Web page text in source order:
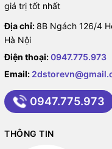
giá trị tốt nhất
Địa chỉ: 8B Ngách 126/4
Hà Nội
Điện thoại:0947.775.973
Email:
0947.775.973
THÔNG TIN